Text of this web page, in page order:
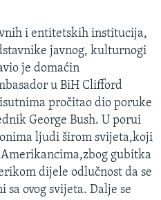
i entitetskih institucija,
javnog, kulturnogi
je domaćin
u BiH Clifford
pročitao dio poruke
George Bush. U porui
ljudi širom svijeta,koji
gubitka
dijele odlučnost da se
ovog svijeta. Dalje se